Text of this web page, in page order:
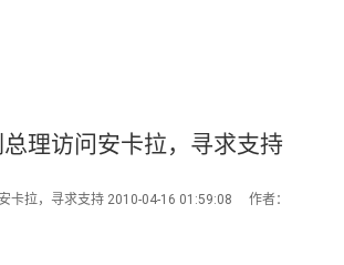
理访问安卡拉，寻求支持
卡拉，寻求支持 2010-04-16 01:59:08 作者：